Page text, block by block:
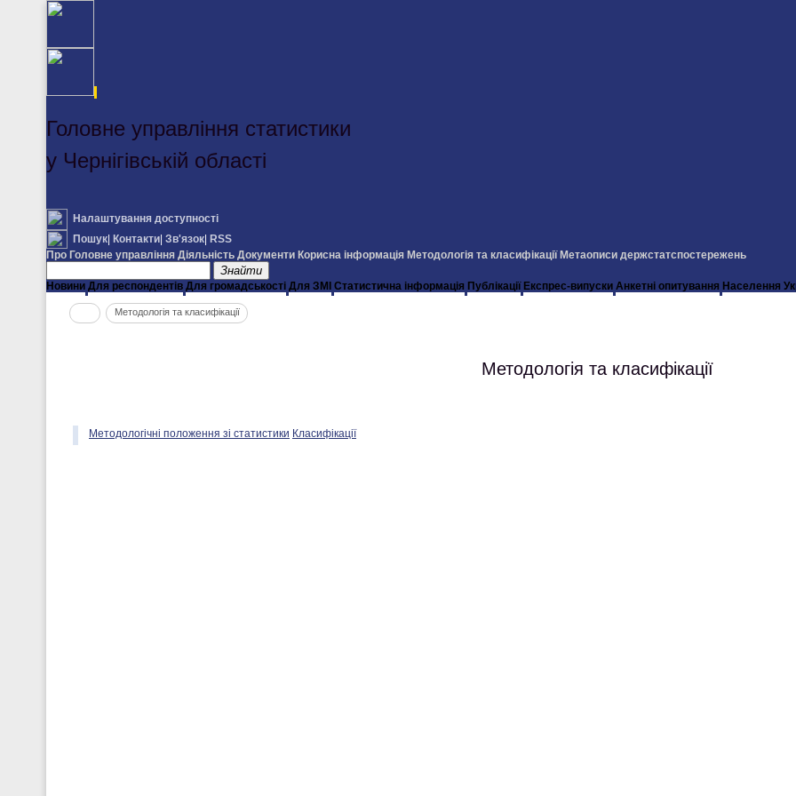
Головне управління статистики
у Чернігівській області
Налаштування доступності
Пошук| Контакти| Зв'язок| RSS
Про Головне управління Діяльність Документи Корисна інформація Методологія та класифікації Метаописи держстатспостережень
Знайти
Новини Для респондентів Для громадськості Для ЗМІ Статистична інформація Публікації Експрес-випуски Анкетні опитування Населення
Методологія та класифікації
Методологія та класифікації
Методологічні положення зі статистики Класифікації